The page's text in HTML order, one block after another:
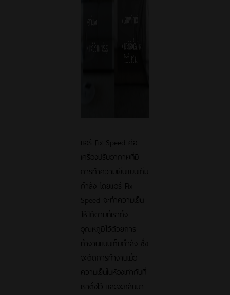
แอร์ Fix Speed คือ
เครื่องปรับอากาศที่มี
การทำความเย็นแบบเต็ม
กำลัง โดยแอร์ Fix
Speed จะทำความเย็น
ให้ได้ตามที่เราตั้ง
อุณหภูมิไว้ด้วยการ
ทำงานแบบเต็มกำลัง ซึ่ง
จะตัดการทำงานเมื่อ
ความเย็นในห้องเท่ากับที่
เราตั้งไว้ และจะกลับมา